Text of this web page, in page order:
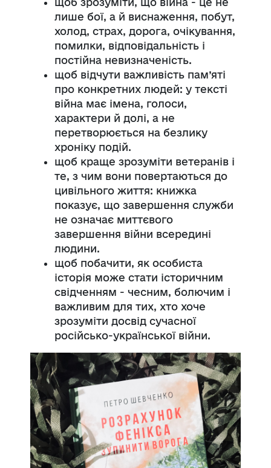
лише бої, а й виснаження, побут,
холод, страх, дорога, очікування,
помилки, відповідальність і
постійна невизначеність.
щоб відчути важливість пам’яті
про конкретних людей: у тексті
війна має імена, голоси,
характери й долі, а не
перетворюється на безлику
хроніку подій.
щоб краще зрозуміти ветеранів і
те, з чим вони повертаються до
цивільного життя: книжка
показує, що завершення служби
не означає миттєвого
завершення війни всередині
людини.
щоб побачити, як особиста
історія може стати історичним
свідченням - чесним, болючим і
важливим для тих, хто хоче
зрозуміти досвід сучасної
російсько-української війни.